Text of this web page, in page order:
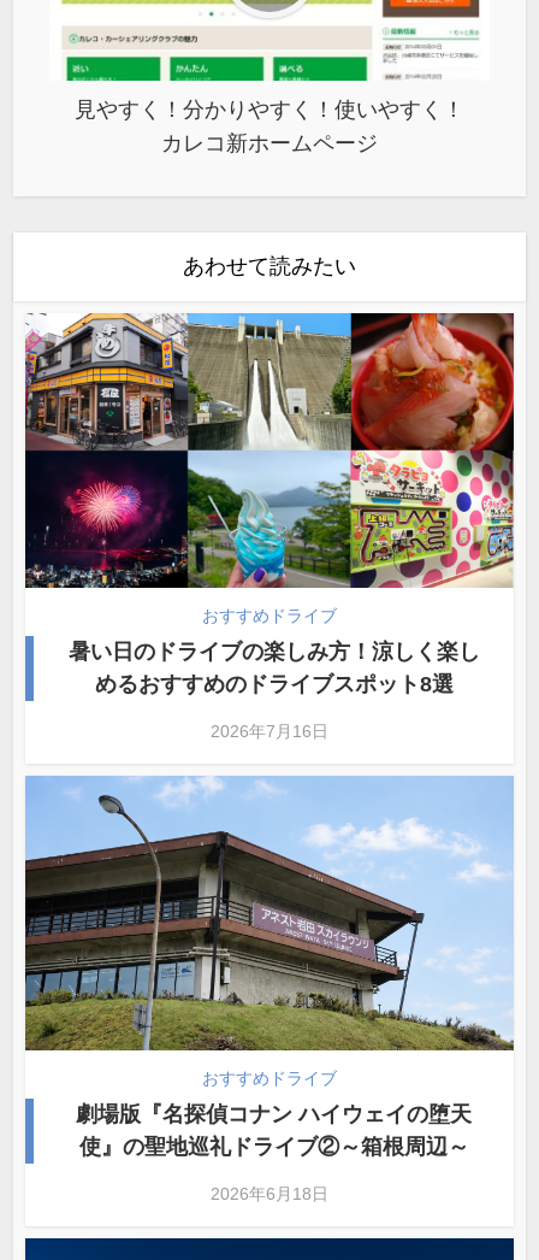
見やすく！分かりやすく！使いやすく！
カレコ新ホームページ
あわせて読みたい
おすすめドライブ
暑い日のドライブの楽しみ方！涼しく楽し
めるおすすめのドライブスポット8選
2026年7月16日
おすすめドライブ
劇場版『名探偵コナン ハイウェイの堕天
使』の聖地巡礼ドライブ②～箱根周辺～
2026年6月18日